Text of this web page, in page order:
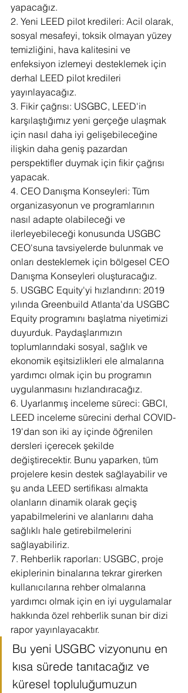
yapacağız.
2. Yeni LEED pilot kredileri: Acil olarak,
sosyal mesafeyi, toksik olmayan yüzey
temizliğini, hava kalitesini ve
enfeksiyon izlemeyi desteklemek için
derhal LEED pilot kredileri
yayınlayacağız.
3. Fikir çağrısı: USGBC, LEED'in
karşılaştığımız yeni gerçeğe ulaşmak
için nasıl daha iyi gelişebileceğine
ilişkin daha geniş pazardan
perspektifler duymak için fikir çağrısı
yapacak.
4. CEO Danışma Konseyleri: Tüm
organizasyonun ve programlarının
nasıl adapte olabileceği ve
ilerleyebileceği konusunda USGBC
CEO'suna tavsiyelerde bulunmak ve
onları desteklemek için bölgesel CEO
Danışma Konseyleri oluşturacağız.
5. USGBC Equity'yi hızlandırın: 2019
yılında Greenbuild Atlanta'da USGBC
Equity programını başlatma niyetimizi
duyurduk. Paydaşlarımızın
toplumlarındaki sosyal, sağlık ve
ekonomik eşitsizlikleri ele almalarına
yardımcı olmak için bu programın
uygulanmasını hızlandıracağız.
6. Uyarlanmış inceleme süreci: GBCI,
LEED inceleme sürecini derhal COVID-
19'dan son iki ay içinde öğrenilen
dersleri içerecek şekilde
değiştirecektir. Bunu yaparken, tüm
projelere kesin destek sağlayabilir ve
şu anda LEED sertifikası almakta
olanların dinamik olarak geçiş
yapabilmelerini ve alanlarını daha
sağlıklı hale getirebilmelerini
sağlayabiliriz.
7. Rehberlik raporları: USGBC, proje
ekiplerinin binalarına tekrar girerken
kullanıcılarına rehber olmalarına
yardımcı olmak için en iyi uygulamalar
hakkında özel rehberlik sunan bir dizi
rapor yayınlayacaktır.
Bu yeni USGBC vizyonunu en
kısa sürede tanıtacağız ve
küresel topluluğumuzun